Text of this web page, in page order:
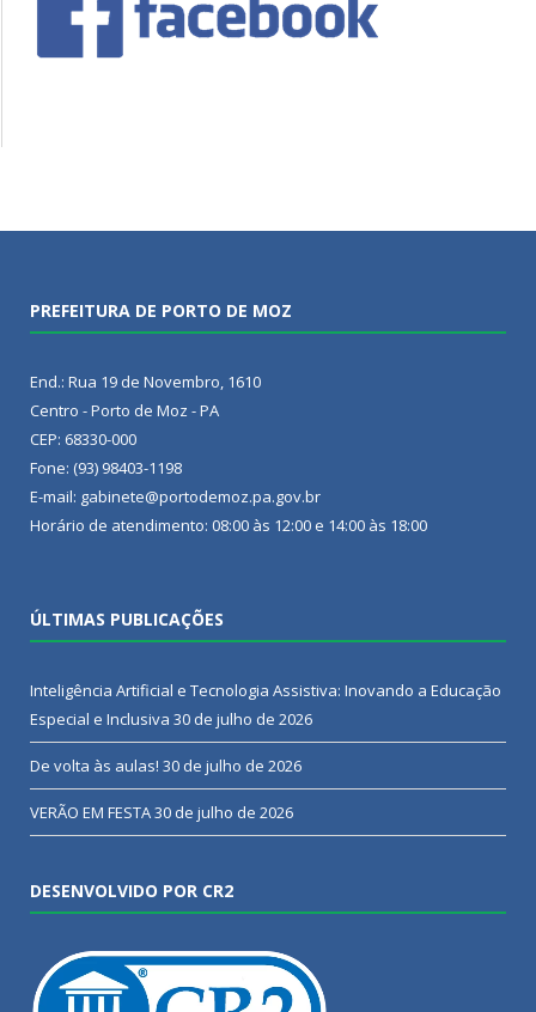
PREFEITURA DE PORTO DE MOZ
End.: Rua 19 de Novembro, 1610
Centro - Porto de Moz - PA
CEP: 68330-000
Fone: (93) 98403-1198
E-mail: gabinete@portodemoz.pa.gov.br
Horário de atendimento: 08:00 às 12:00 e 14:00 às 18:00
ÚLTIMAS PUBLICAÇÕES
Inteligência Artificial e Tecnologia Assistiva: Inovando a Educação
Especial e Inclusiva 30 de julho de 2026
De volta às aulas! 30 de julho de 2026
VERÃO EM FESTA30 de julho de 2026
DESENVOLVIDO POR CR2